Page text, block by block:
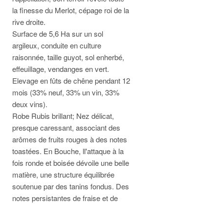
la finesse du Merlot, cépage roi de la
rive droite.
Surface de 5,6 Ha sur un sol
argileux, conduite en culture
raisonnée, taille guyot, sol enherbé,
effeuillage, vendanges en vert.
Elevage en fûts de chêne pendant 12
mois (33% neuf, 33% un vin, 33%
deux vins).
Robe Rubis brillant; Nez délicat,
presque caressant, associant des
arômes de fruits rouges à des notes
toastées. En Bouche, ll'attaque à la
fois ronde et boisée dévoile une belle
matière, une structure équilibrée
soutenue par des tanins fondus. Des
notes persistantes de fraise et de